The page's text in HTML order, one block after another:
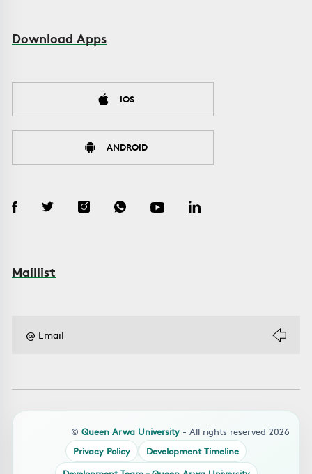
Download Apps
IOS
ANDROID
Maillist
© Queen Arwa University - All rights reserved 2026
Privacy Policy
Development Timeline